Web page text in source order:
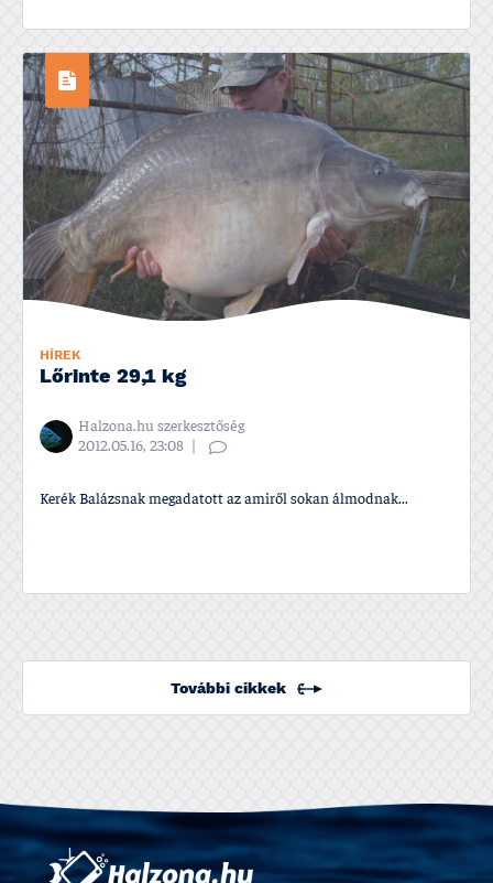
HÍREK
Lőrinte 29,1 kg
Halzona.hu szerkesztőség
2012.05.16, 23:08
Kerék Balázsnak megadatott az amiről sokan álmodnak...
További cikkek